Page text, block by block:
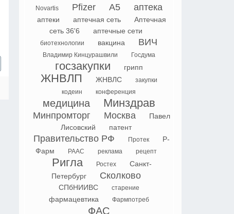
Novartis
Pfizer А5 аптека
аптеки аптечная сеть
Аптечная
сеть 36'6
аптечные сети
биотехнологии вакцина ВИЧ
Владимир Кинцурашвили Госдума
госзакупки грипп
ЖНВЛП ЖНВЛС
закупки
кодеин
конференция
медицина Минздрав
Минпромторг Москва
Павел
Лисовский
патент
Правительство РФ Протек
Р-
Фарм
РААС реклама рецепт
Ригла Ростех
Санкт-
Петербург
Сколково
СПбНИИВС старение
фармацевтика Фармпотреб
ФАС